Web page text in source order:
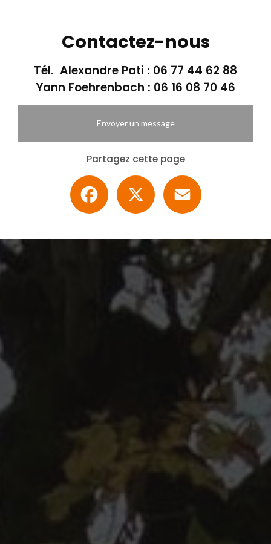
Contactez-nous
Tél. Alexandre Pati : 06 77 44 62 88
Yann Foehrenbach : 06 16 08 70 46
Envoyer un message
Partagez cette page
Facebook